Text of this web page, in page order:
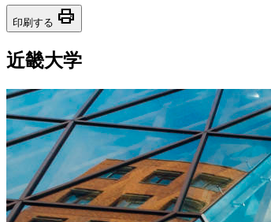
印刷する print
近畿大学